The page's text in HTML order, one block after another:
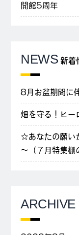
開館5周年
NEWS 新着
8月お盆期間に
畑を守る！ヒー
☆あなたの願い
～（７月特集棚
ARCHIVE